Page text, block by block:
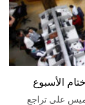
على تراجع